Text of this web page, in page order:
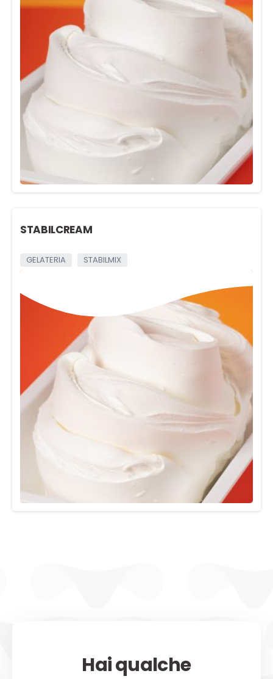
STABILCREAM
GELATERIA STABILMIX
Hai qualche